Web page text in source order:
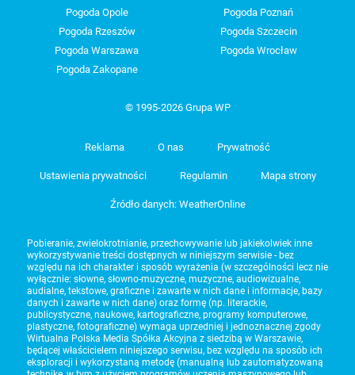
Pogoda Opole
Pogoda Poznań
Pogoda Rzeszów
Pogoda Szczecin
Pogoda Warszawa
Pogoda Wrocław
Pogoda Zakopane
© 1995-2026 Grupa WP
Reklama O nas Prywatność
Ustawienia prywatności Regulamin Mapa strony
Źródło danych: WeatherOnline
Pobieranie, zwielokrotnianie, przechowywanie lub jakiekolwiek inne
wykorzystywanie treści dostępnych w niniejszym serwisie - bez
względu na ich charakter i sposób wyrażenia (w szczególności lecz nie
wyłącznie: słowne, słowno-muzyczne, muzyczne, audiowizualne,
audialne, tekstowe, graficzne i zawarte w nich dane i informacje, bazy
danych i zawarte w nich dane) oraz formę (np. literackie,
publicystyczne, naukowe, kartograficzne, programy komputerowe,
plastyczne, fotograficzne) wymaga uprzedniej i jednoznacznej zgody
Wirtualna Polska Media Spółka Akcyjna z siedzibą w Warszawie,
będącej właścicielem niniejszego serwisu, bez względu na sposób ich
eksploracji i wykorzystaną metodę (manualną lub zautomatyzowaną